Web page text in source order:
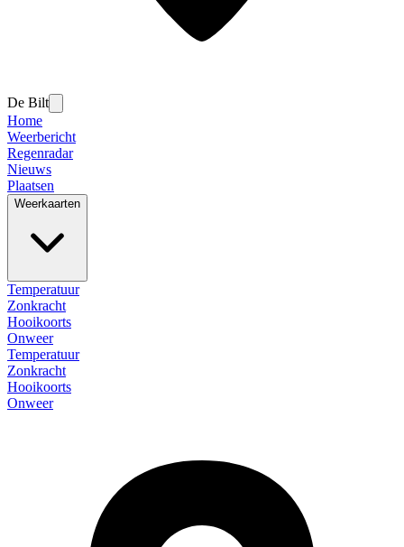
De Bilt
Home
Weerbericht
Regenradar
Nieuws
Plaatsen
Weerkaarten
Temperatuur
Zonkracht
Hooikoorts
Onweer
Temperatuur
Zonkracht
Hooikoorts
Onweer